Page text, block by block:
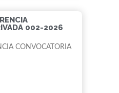
002-2026
CONVOCATORIA